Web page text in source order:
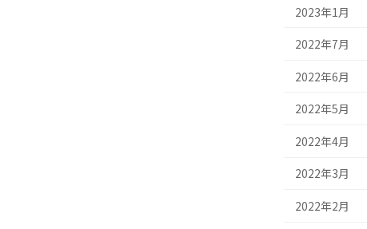
2023年1月
2022年7月
2022年6月
2022年5月
2022年4月
2022年3月
2022年2月